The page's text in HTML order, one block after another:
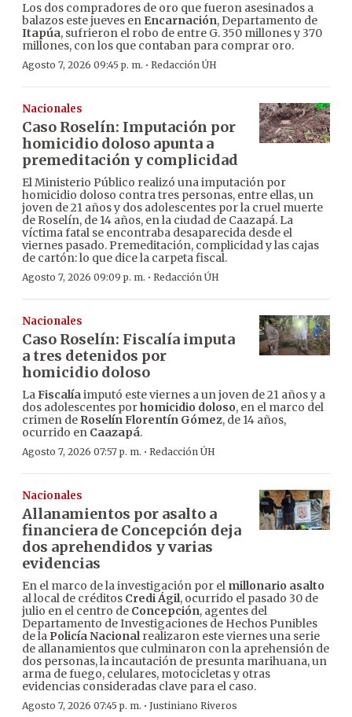
Los dos compradores de oro que fueron asesinados a
balazos este jueves en Encarnación, Departamento de
Itapúa, sufrieron el robo de entre G. 350 millones y 370
millones, con los que contaban para comprar oro.
Agosto 7, 2026 09:45 p. m. · Redacción ÚH
Nacionales
Caso Roselín: Imputación por
homicidio doloso apunta a
premeditación y complicidad
El Ministerio Público realizó una imputación por
homicidio doloso contra tres personas, entre ellas, un
joven de 21 años y dos adolescentes por la cruel muerte
de Roselín, de 14 años, en la ciudad de Caazapá. La
víctima fatal se encontraba desaparecida desde el
viernes pasado. Premeditación, complicidad y las cajas
de cartón: lo que dice la carpeta fiscal.
Agosto 7, 2026 09:09 p. m. · Redacción ÚH
Nacionales
Caso Roselín: Fiscalía imputa
a tres detenidos por
homicidio doloso
LaFiscalíaimputó este viernes a un joven de 21 años y a
dos adolescentes porhomicidio doloso, en el marco del
crimen de Roselín Florentín Gómez, de 14 años,
ocurrido en Caazapá.
Agosto 7, 2026 07:57 p. m. · Redacción ÚH
Nacionales
Allanamientos por asalto a
financiera de Concepción deja
dos aprehendidos y varias
evidencias
En el marco de la investigación por el millonario asalto
al local de créditos Credi Ágil, ocurrido el pasado 30 de
julio en el centro de Concepción, agentes del
Departamento de Investigaciones de Hechos Punibles
de la Policía Nacionalrealizaron este viernes una serie
de allanamientos que culminaron con la aprehensión de
dos personas, la incautación de presunta marihuana, un
arma de fuego, celulares, motocicletas y otras
evidencias consideradas clave para el caso.
Agosto 7, 2026 07:45 p. m. · Justiniano Riveros